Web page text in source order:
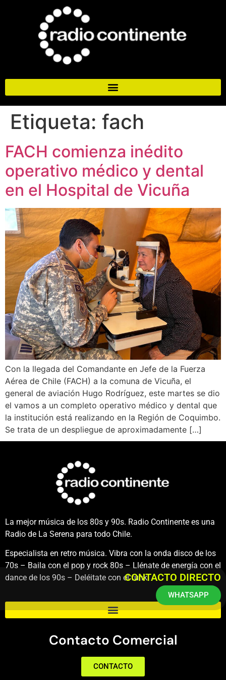
Etiqueta: fach
FACH comienza inédito
operativo médico y dental
en el Hospital de Vicuña
Con la llegada del Comandante en Jefe de la Fuerza
Aérea de Chile (FACH) a la comuna de Vicuña, el
general de aviación Hugo Rodríguez, este martes se dio
el vamos a un completo operativo médico y dental que
la institución está realizando en la Región de Coquimbo.
Se trata de un despliegue de aproximadamente […]
La mejor música de los 80s y 90s. Radio Continente es una
Radio de La Serena para todo Chile.
Especialista en retro música. Vibra con la onda disco de los
70s – Baila con el pop y rock 80s – Llénate de energía con el
dance de los 90s – Deléitate con el funk.
Contacto Comercial
CONTACTO
CONTACTO DIRECTO
WHATSAPP